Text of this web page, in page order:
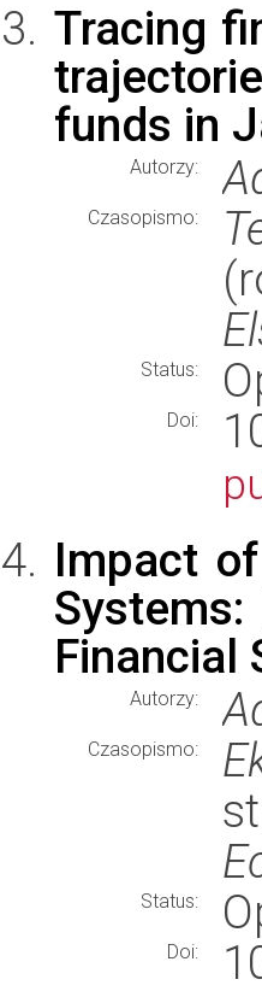
Tracing
funds in
Autorzy:
Czasopismo:
Status:
Doi:
Impact
Financial
Autorzy:
Czasopismo:
Status:
Doi: